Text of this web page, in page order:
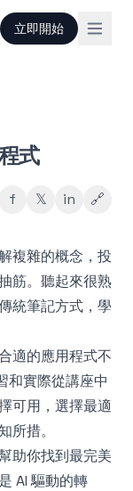
立即開始
式
f 𝕏 in 🔗
複雜的概念，投
筋。聽起來很熟
統筆記方式，學
適的應用程式不
和實際從講座中
可用，選擇最適
所措。
助你找到最完美
AI 驅動的轉